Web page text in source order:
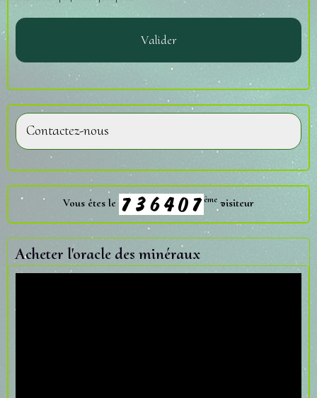
Valider
Contactez-nous
Vous êtes le ème visiteur
Acheter l'oracle des minéraux